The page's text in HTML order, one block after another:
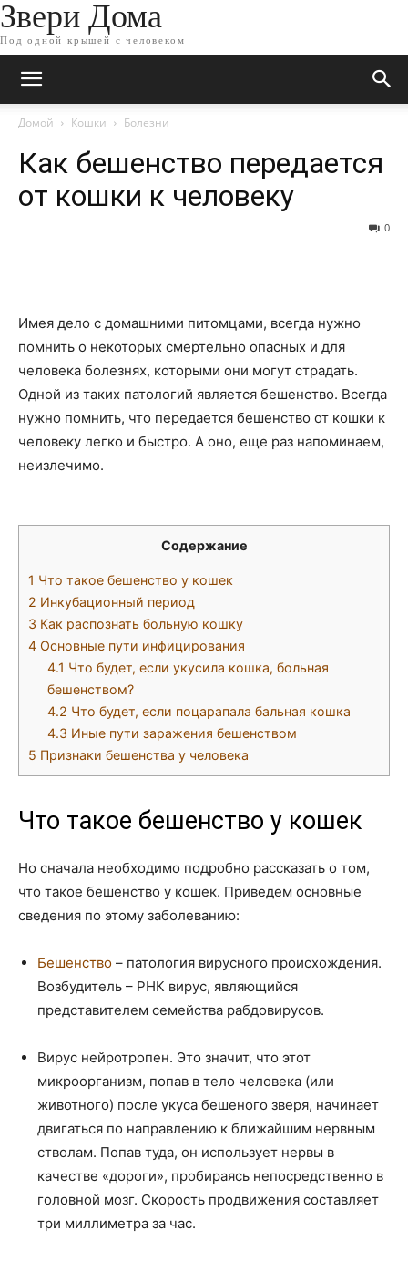
Звери Дома
Под одной крышей с человеком
Домой Кошки Болезни
Как бешенство передается
от кошки к человеку
0
Имея дело с домашними питомцами, всегда нужно
помнить о некоторых смертельно опасных и для
человека болезнях, которыми они могут страдать.
Одной из таких патологий является бешенство. Всегда
нужно помнить, что передается бешенство от кошки к
человеку легко и быстро. А оно, еще раз напоминаем,
неизлечимо.
Содержание
1 Что такое бешенство у кошек
2 Инкубационный период
3 Как распознать больную кошку
4 Основные пути инфицирования
4.1 Что будет, если укусила кошка, больная
бешенством?
4.2 Что будет, если поцарапала бальная кошка
4.3 Иные пути заражения бешенством
5 Признаки бешенства у человека
Что такое бешенство у кошек
Но сначала необходимо подробно рассказать о том,
что такое бешенство у кошек. Приведем основные
сведения по этому заболеванию:
Бешенство – патология вирусного происхождения.
Возбудитель – РНК вирус, являющийся
представителем семейства рабдовирусов.
Вирус нейротропен. Это значит, что этот
микроорганизм, попав в тело человека (или
животного) после укуса бешеного зверя, начинает
двигаться по направлению к ближайшим нервным
стволам. Попав туда, он использует нервы в
качестве «дороги», пробираясь непосредственно в
головной мозг. Скорость продвижения составляет
три миллиметра за час.